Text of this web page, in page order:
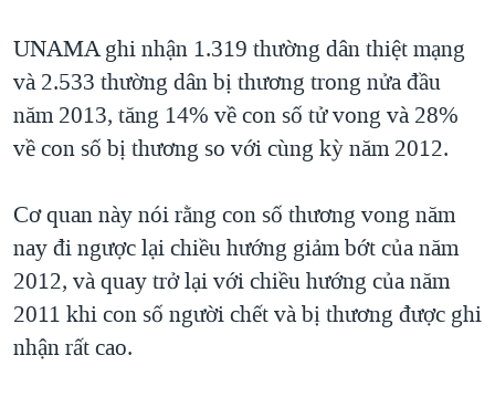
UNAMA ghi nhận 1.319 thường dân thiệt mạng
và 2.533 thường dân bị thương trong nửa đầu
năm 2013, tăng 14% về con số tử vong và 28%
về con số bị thương so với cùng kỳ năm 2012.
Cơ quan này nói rằng con số thương vong năm
nay đi ngược lại chiều hướng giảm bớt của năm
2012, và quay trở lại với chiều hướng của năm
2011 khi con số người chết và bị thương được ghi
nhận rất cao.